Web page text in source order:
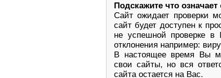
Подскажите что
Сайт ожидает проверки
сайт будет доступен к
не успешной проверке в
отклонения например:
В настоящее время Вы
свои сайты, но вся
сайта остается на Вас.